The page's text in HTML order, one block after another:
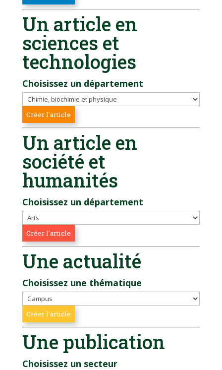
Un article en
sciences et
technologies
Choisissez un département
Un article en
société et
humanités
Choisissez un département
Une actualité
Choisissez une thématique
Une publication
Choisissez un secteur